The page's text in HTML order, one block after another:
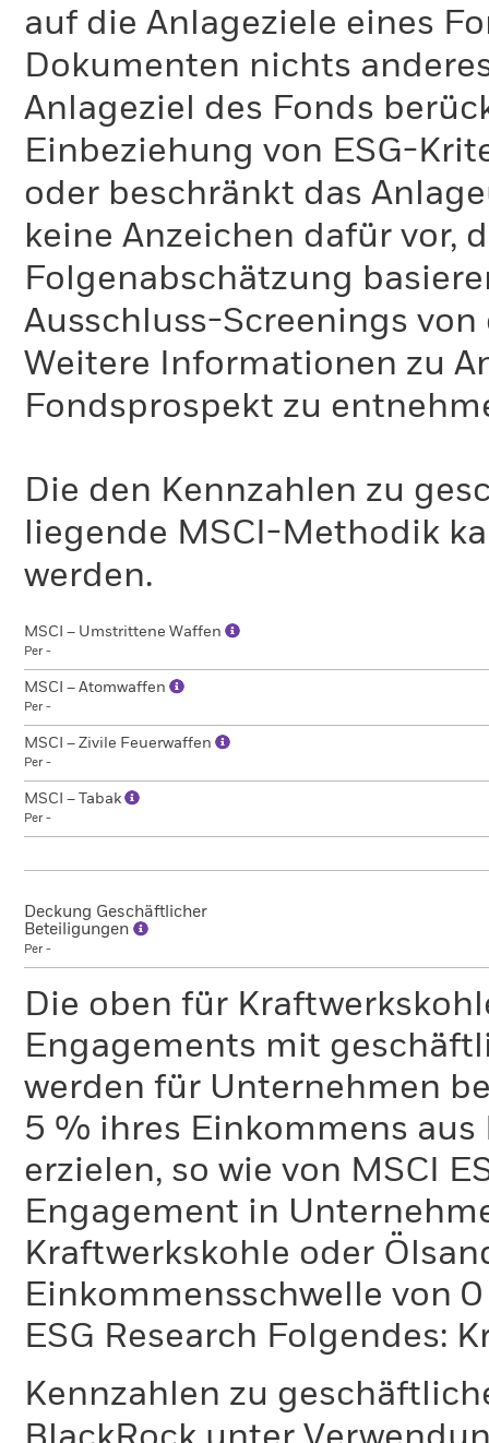
auf die Anlageziele eines
Dokumenten nichts
Anlageziel des Fonds
Einbeziehung von ESG-
oder beschränkt das
keine Anzeichen dafür vor,
Folgenabschätzung
Ausschluss-Screenings
Weitere Informationen zu
Fondsprospekt zu
Die den Kennzahlen zu
liegende MSCI-Methodik
werden.
MSCI – Umstrittene Waffen
Per -
MSCI – Atomwaffen
Per -
MSCI – Zivile Feuerwaffen
Per -
MSCI – Tabak
Per -
Deckung Geschäftlicher
Beteiligungen
Per -
Die oben für
Engagements mit
werden für Unternehmen
5 % ihres Einkommens
erzielen, so wie von MSCI
Engagement in
Kraftwerkskohle oder
Einkommensschwelle von
ESG Research Folgendes:
Kennzahlen zu